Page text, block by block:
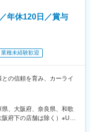
年休120日／賞与
業種未経験歓迎
との信頼を育み、カーライ
県、大阪府、奈良県、和歌
府下の店舗は除く）※U・I
まいを考慮し、下記